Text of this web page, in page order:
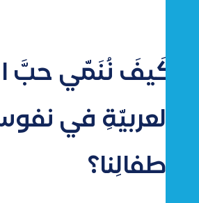
كَيفَ نُنَمّي حبَّ
العربيّةِ في
أطفالِنا؟